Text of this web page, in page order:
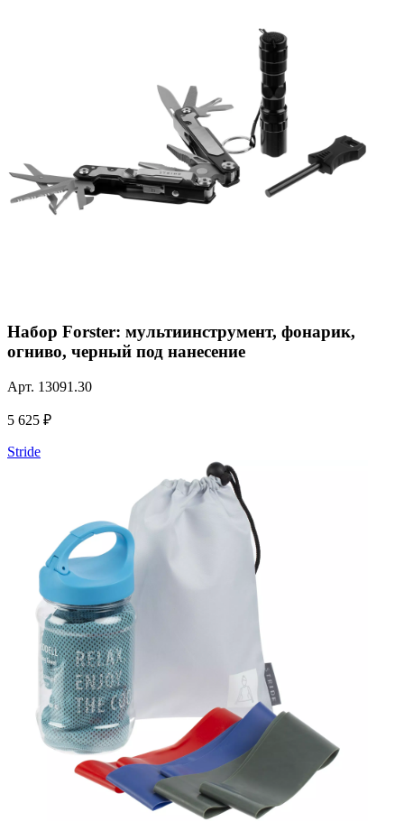
Набор Forster: мультиинструмент, фонарик,
огниво, черный под нанесение
Арт. 13091.30
5 625 ₽
Stride